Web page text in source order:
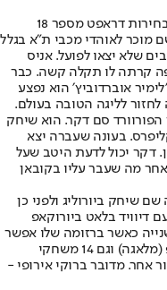
בסגל הקבוצה הטורקית אפשר למצוא שתי בחירות דראפט מספר 18
הוא שם מוכר לאוהדי מכבי ת"א בגלל
שלא יצאו לפועל. אניס
קרתה לו תקלה קשה. כבר
בפנרבחצ׳ה (2018/19) של ז׳לימיר אוברדוביץ׳ הוא נפצע
לליגה הטובה בעולם.
סם דקר. הוא שיחק
בעונה שעברה יצא
דקר יכול לדעת היטב שעל
מה שעבר עליו בקובאן
שיחק ביורוליג ולפני כן
בלאט ביורוקאפ
שנייה כאשר ברזומה שלו אפשר
למצוא עונת יורוליג (אולימפיאקוס), יורוקאפ (מלאגה) וגם 14 משחקי
אחר. מדובר ברוקי אירופי -